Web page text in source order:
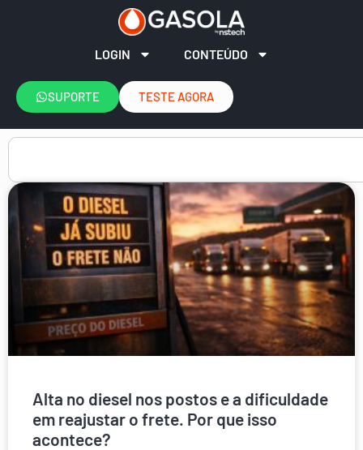
LOGIN CONTEÚDO
SUPORTE TESTE AGORA
Alta no diesel nos postos e a dificuldade
em reajustar o frete. Por que isso
acontece?